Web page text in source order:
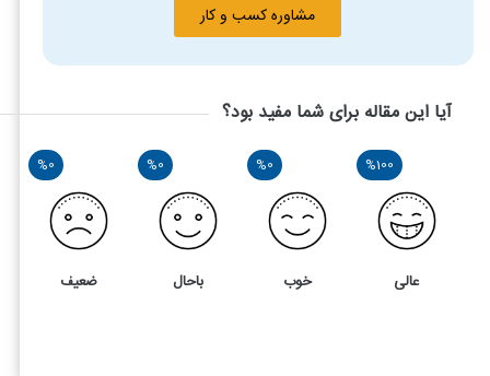
مشاوره کسب و کار
آیا این مقاله برای شما مفید بود؟
%100
عالی
%0
خوب
%0
باحال
%0
ضعیف